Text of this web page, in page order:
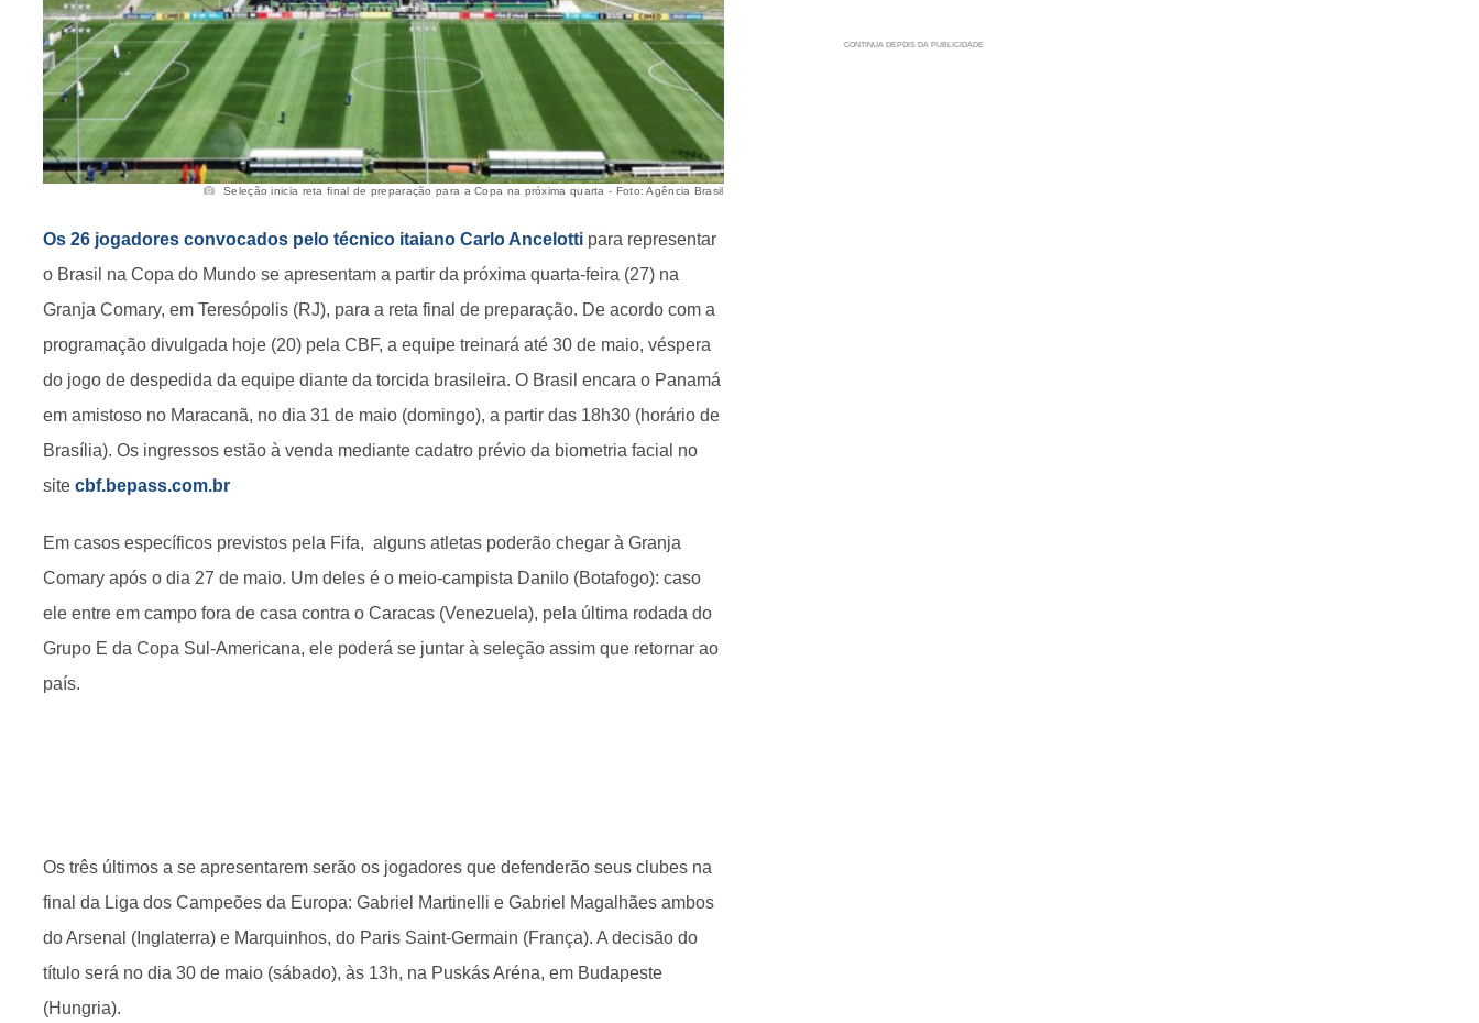
Seleção inicia reta final de preparação para a Copa na próxima quarta - Foto: Agência Brasil
Os 26 jogadores convocados pelo técnico itaiano Carlo Ancelotti para representar
o Brasil na Copa do Mundo se apresentam a partir da próxima quarta-feira (27) na
Granja Comary, em Teresópolis (RJ), para a reta final de preparação. De acordo com a
programação divulgada hoje (20) pela CBF, a equipe treinará até 30 de maio, véspera
do jogo de despedida da equipe diante da torcida brasileira. O Brasil encara o Panamá
em amistoso no Maracanã, no dia 31 de maio (domingo), a partir das 18h30 (horário de
Brasília). Os ingressos estão à venda mediante cadatro prévio da biometria facial no
site cbf.bepass.com.br
Em casos específicos previstos pela Fifa, alguns atletas poderão chegar à Granja
Comary após o dia 27 de maio. Um deles é o meio-campista Danilo (Botafogo): caso
ele entre em campo fora de casa contra o Caracas (Venezuela), pela última rodada do
Grupo E da Copa Sul-Americana, ele poderá se juntar à seleção assim que retornar ao
país.
Os três últimos a se apresentarem serão os jogadores que defenderão seus clubes na
final da Liga dos Campeões da Europa: Gabriel Martinelli e Gabriel Magalhães ambos
do Arsenal (Inglaterra) e Marquinhos, do Paris Saint-Germain (França). A decisão do
título será no dia 30 de maio (sábado), às 13h, na Puskás Aréna, em Budapeste
(Hungria).